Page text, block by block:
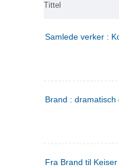
Tittel
Samlede verker :
Brand :
Fra Brand til